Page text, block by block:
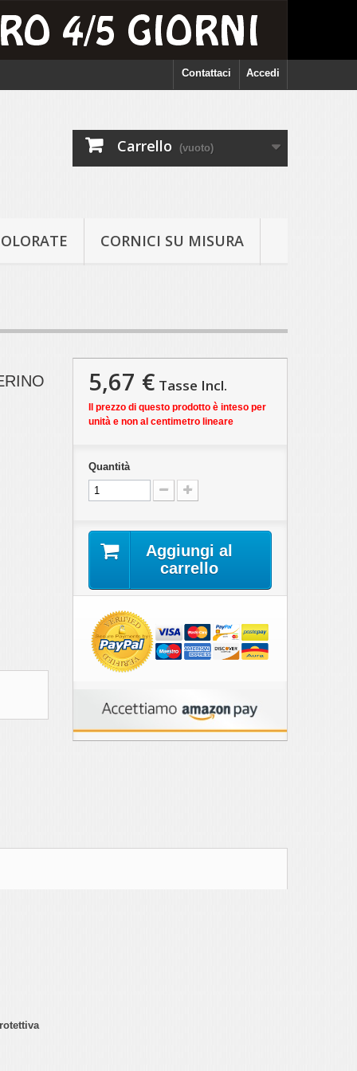
Accedi
Contattaci
Carrello (vuoto)
CORNICI SU MISURA
5,67 € Tasse Incl.
Il prezzo di questo prodotto è inteso per
unità e non al centimetro lineare
Quantità
Aggiungi al
carrello